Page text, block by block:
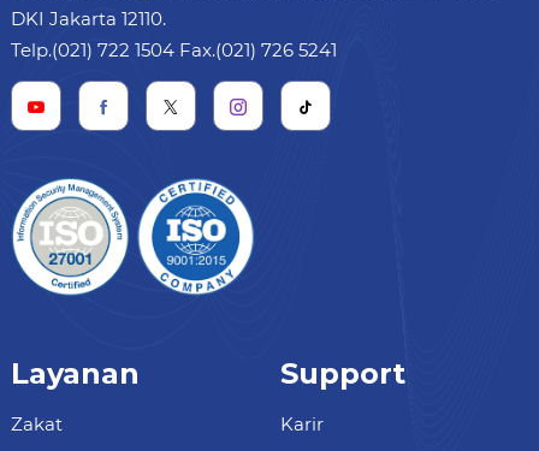
DKI Jakarta 12110.
Telp.(021) 722 1504 Fax.(021) 726 5241
Layanan
Zakat
Support
Karir